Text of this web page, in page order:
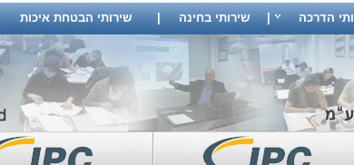
הדרכה | שירותי בחינה | שירותי הבטחת איכות